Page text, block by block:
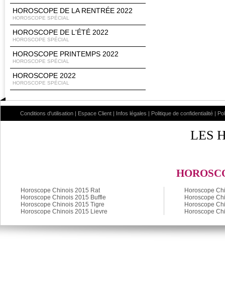
HOROSCOPE DE LA RENTRÉE 2022
HOROSCOPE SPÉCIAL
HOROSCOPE DE L'ÉTÉ 2022
HOROSCOPE SPÉCIAL
HOROSCOPE PRINTEMPS 2022
HOROSCOPE SPÉCIAL
HOROSCOPE 2022
HOROSCOPE SPÉCIAL
Conditions d'utilisation | Espace Client | Infos légales | Politique de confidentialité |
LES
Horoscope Chinois 2015 Rat
Horoscope Chinois 2015 Buffle
Horoscope Chinois 2015 Tigre
Horoscope Chinois 2015 Lievre
Horoscope
Horoscope
Horoscope
Horoscope